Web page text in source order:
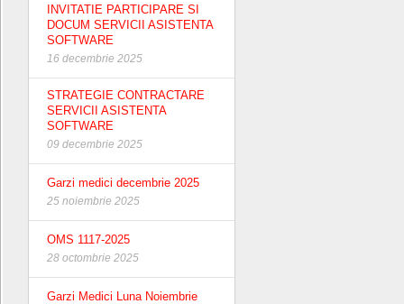
INVITATIE PARTICIPARE SI
DOCUM SERVICII ASISTENTA
SOFTWARE
16 decembrie 2025
STRATEGIE CONTRACTARE
SERVICII ASISTENTA
SOFTWARE
09 decembrie 2025
Garzi medici decembrie 2025
25 noiembrie 2025
OMS 1117-2025
28 octombrie 2025
Garzi Medici Luna Noiembrie